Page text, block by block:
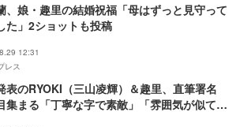
、娘・趣里の結婚祝福「母はずっと見守って
た」2ショットも投稿
12:31
レス
表のRYOKI（三山凌輝）＆趣里、直筆署名
集まる「丁寧な字で素敵」「雰囲気が似て